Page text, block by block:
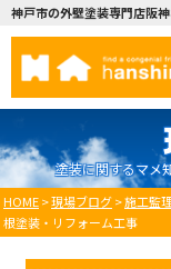
神戸市の外壁塗装専門店阪
塗装に関するマメ
HOME>現場ブログ>施工監
根塗装・リフォーム工事